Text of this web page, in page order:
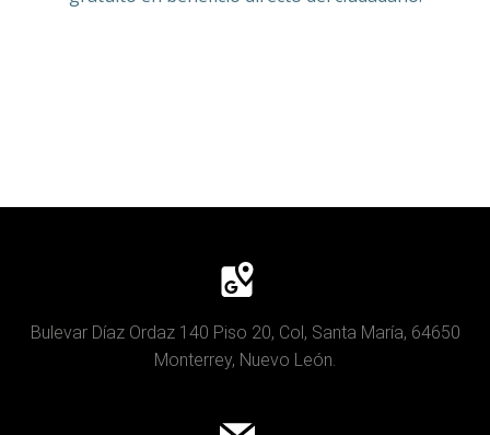
Bulevar Díaz Ordaz 140 Piso 20, Col, Santa María, 64650
Monterrey, Nuevo León.